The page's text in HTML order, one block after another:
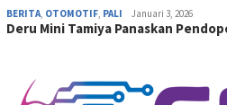
BERITA OTOMOTIF PALI Januari 3, 2026
Deru Mini Tamiya Panaskan